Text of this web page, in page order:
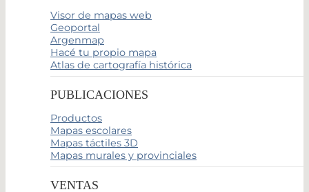
Visor de mapas web
Geoportal
Argenmap
Hacé tu propio mapa
Atlas de cartografía histórica
PUBLICACIONES
Productos
Mapas escolares
Mapas táctiles 3D
Mapas murales y provinciales
VENTAS